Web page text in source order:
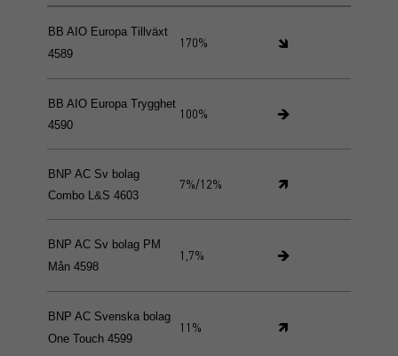
BB AIO Europa Tillväxt
4589
170% 🡾
BB AIO Europa Trygghet
4590
100% 🡺
BNP AC Sv bolag
Combo L&S 4603
7%/12% 🡽
BNP AC Sv bolag PM
Mån 4598
1,7% 🡺
BNP AC Svenska bolag
One Touch 4599
11% 🡽